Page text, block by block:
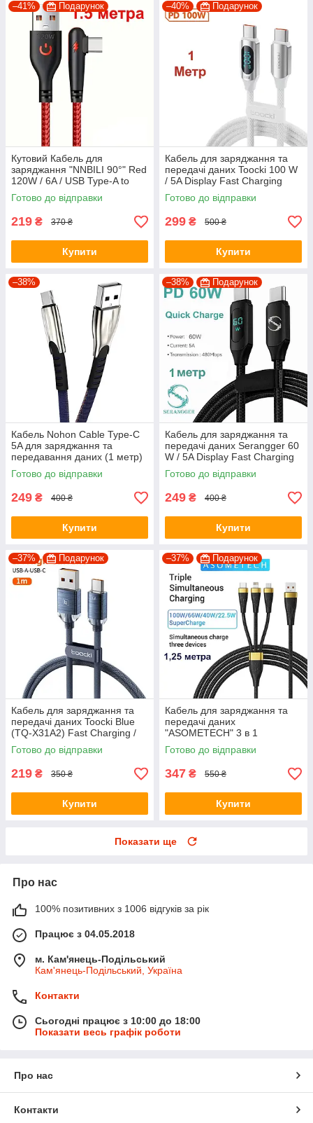
–41% Подарунок
Кутовий Кабель для
заряджання "NNBILI 90°" Red
120W / 6A / USB Type-A to
USB Type-C / 1.5 метра (R-
1.5)
Готово до відправки
219 ₴ 370 ₴
Купити
–40% Подарунок
Кабель для заряджання та
передачі даних Toocki 100 W
/ 5A Display Fast Charging
Cable / Type-C - Type-C / 1м /
Білий
Готово до відправки
299 ₴ 500 ₴
Купити
–38%
Кабель Nohon Cable Type-C
5A для заряджання та
передавання даних (1 метр)
Готово до відправки
249 ₴ 400 ₴
Купити
–38% Подарунок
Кабель для заряджання та
передачі даних Serangger 60
W / 5A Display Fast Charging
Cable / Type-C - Type-C / 480
Mbps / 1м / Чорний
Готово до відправки
249 ₴ 400 ₴
Купити
–37% Подарунок
Кабель для заряджання та
передачі даних Toocki Blue
(TQ-X31A2) Fast Charging /
6A / 100W / 480Mbps / USB
Type-A to Type-C / 1м
Готово до відправки
219 ₴ 350 ₴
Купити
–37% Подарунок
Кабель для заряджання та
передачі даних
"ASOMETECH" 3 в 1
(Lightning, micro USB, Type-
C) 100W / 6A / 480 Mbps /
1,25 м / Чорний
Готово до відправки
347 ₴ 550 ₴
Купити
Показати ще
Про нас
100% позитивних з 1006 відгуків за рік
Працює з 04.05.2018
м. Кам'янець-Подільський
Кам'янець-Подільський, Україна
Контакти
Сьогодні працює з 10:00 до 18:00
Показати весь графік роботи
Про нас
Контакти